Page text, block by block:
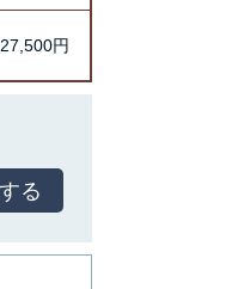
27,500円